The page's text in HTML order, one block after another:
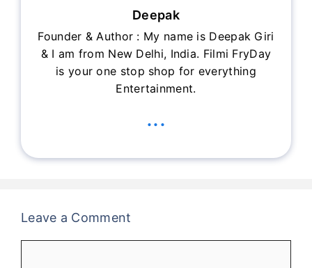
Deepak
Founder & Author : My name is Deepak Giri
& I am from New Delhi, India. Filmi FryDay
is your one stop shop for everything
Entertainment.
...
Leave a Comment